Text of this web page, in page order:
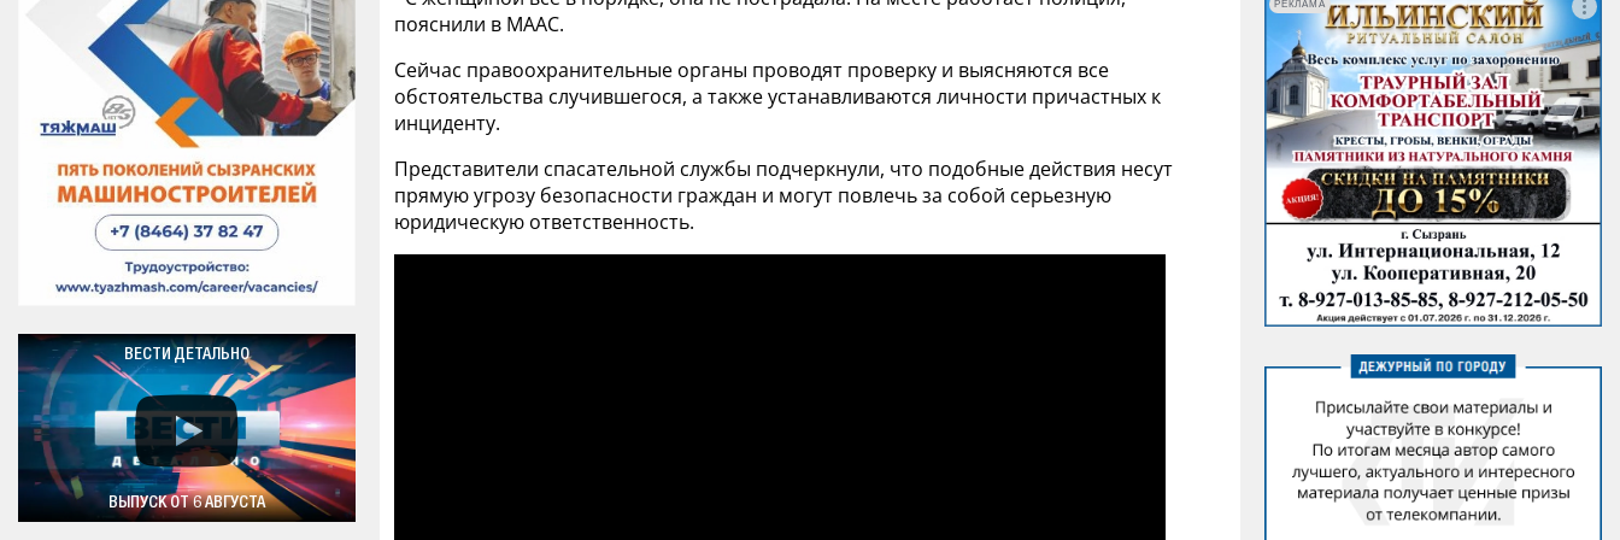
ВЕСТИ ДЕТАЛЬНО
ВЫПУСК ОТ 6 АВГУСТА
пояснили в МААС.
Сейчас правоохранительные органы проводят проверку и выясняются все
обстоятельства случившегося, а также устанавливаются личности причастных к
инциденту.
Представители спасательной службы подчеркнули, что подобные действия несут
прямую угрозу безопасности граждан и могут повлечь за собой серьезную
юридическую ответственность.
РЕКЛАМА